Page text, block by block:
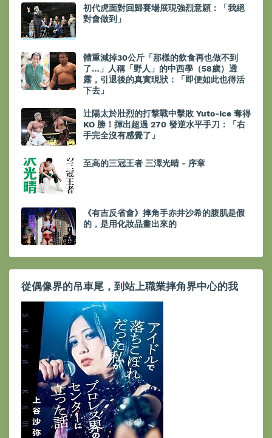
初代虎面對回歸賽場展現強烈意願：「我絕
對會做到」
體重減掉30公斤「那樣的飲食再也做不到
了…」人稱「野人」的中西學（58歲）透
露，引退後的真實現狀：「即便如此也得活
下去」
辻陽太於壯烈的打撃戰中擊敗 Yuto-Ice 奪得
KO 勝！揮出超過 270 發逆水平手刀：「右
手完全沒有感覺了」
至高的三冠王者 三澤光晴 - 序章
《有吉反省會》摔角手赤井沙希的腹肌是假
的，是用化妝品畫出來的
從偶像界的吊車尾，到站上職業摔角界中心的我